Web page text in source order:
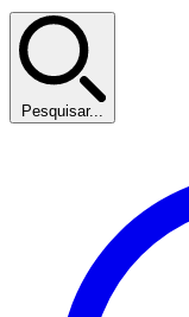
Pesquisar...